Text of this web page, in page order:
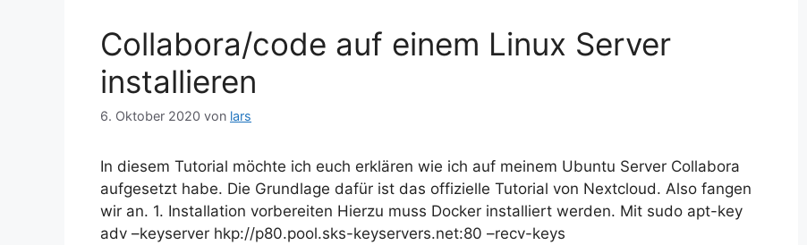
Collabora/code auf einem Linux Server
installieren
6. Oktober 2020 von lars
In diesem Tutorial möchte ich euch erklären wie ich auf meinem Ubuntu Server Collabora
aufgesetzt habe. Die Grundlage dafür ist das offizielle Tutorial von Nextcloud. Also fangen
wir an. 1. Installation vorbereiten Hierzu muss Docker installiert werden. Mit sudo apt-key
adv –keyserver hkp://p80.pool.sks-keyservers.net:80 –recv-keys